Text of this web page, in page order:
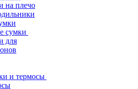
на плечо
сумки
для
и термосы